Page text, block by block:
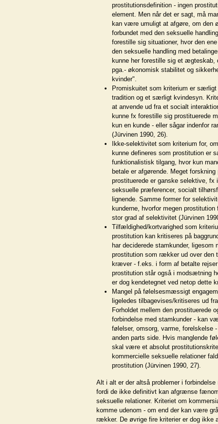
prostitutionsdefinition - ingen
element. Men når det er sagt, må
kan være umuligt at afgøre, om den
forbundet med den seksuelle
forestille sig situationer, hvor den
den seksuelle handling med
kunne her forestille sig et ægteskab,
pga.- økonomisk stabilitet og
kvinder".
Promiskuitet som kriterium er
tradition og et særligt kvindesyn.
at anvende ud fra et socialt
kunne fx forestille sig prostituerede
kun en kunde - eller sågar indenfor
(Jürvinen 1990, 26).
Ikke-selektivitet som kriterium for,
kunne defineres som prostitution er
funktionalistisk tilgang, hvor kun
betale er afgørende. Meget
prostituerede er ganske selektive, fx
seksuelle præferencer, socialt
lignende. Samme former for
kunderne, hvorfor megen
stor grad af selektivitet (Jürvinen
Tilfældighed/kortvarighed som
prostitution kan kritiseres på
har deciderede stamkunder, ligesom
prostitution som rækker ud over den
kræver - f.eks. i form af betalte
prostitution står også i modsætning
er dog kendetegnet ved netop dette
Mangel på følelsesmæssigt
ligeledes tilbagevises/kritiseres ud
Forholdet mellem den prostituerede
forbindelse med stamkunder - kan
følelser, omsorg, varme, forelskelse
anden parts side. Hvis manglende
skal være et absolut
kommercielle seksuelle relationer
prostitution (Jürvinen 1990, 27).
Alt i alt er der altså problemer i
fordi de ikke definitivt kan afgrænse
seksuelle relationer. Kriteriet om
komme udenom - om end der kan være
rækker. De øvrige fire kriterier er dog ikke